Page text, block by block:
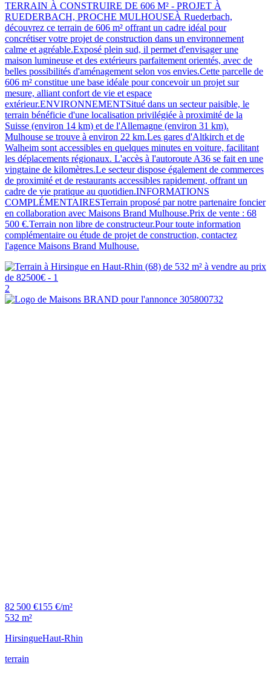
TERRAIN À CONSTRUIRE DE 606 M² - PROJET À
RUEDERBACH, PROCHE MULHOUSEÀ Ruederbach,
découvrez ce terrain de 606 m² offrant un cadre idéal pour
concrétiser votre projet de construction dans un environnement
calme et agréable.Exposé plein sud, il permet d'envisager une
maison lumineuse et des extérieurs parfaitement orientés, avec de
belles possibilités d'aménagement selon vos envies.Cette parcelle de
606 m² constitue une base idéale pour concevoir un projet sur
mesure, alliant confort de vie et espace
extérieur.ENVIRONNEMENTSitué dans un secteur paisible, le
terrain bénéficie d'une localisation privilégiée à proximité de la
Suisse (environ 14 km) et de l'Allemagne (environ 31 km).
Mulhouse se trouve à environ 22 km.Les gares d'Altkirch et de
Walheim sont accessibles en quelques minutes en voiture, facilitant
les déplacements régionaux. L'accès à l'autoroute A36 se fait en une
vingtaine de kilomètres.Le secteur dispose également de commerces
de proximité et de restaurants accessibles rapidement, offrant un
cadre de vie pratique au quotidien.INFORMATIONS
COMPLÉMENTAIRESTerrain proposé par notre partenaire foncier
en collaboration avec Maisons Brand Mulhouse.Prix de vente : 68
500 €.Terrain non libre de constructeur.Pour toute information
complémentaire ou étude de projet de construction, contactez
l'agence Maisons Brand Mulhouse.
2
82 500 €155 €/m²
532 m²
HirsingueHaut-Rhin
terrain